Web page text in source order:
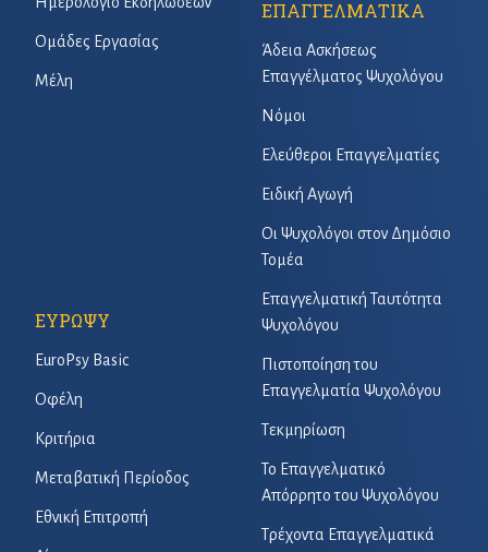
Ομάδες Εργασίας
Μέλη
ΕΠΑΓΓΕΛΜΑΤΙΚΑ
Άδεια Ασκήσεως
Επαγγέλματος Ψυχολόγου
Νόμοι
Ελεύθεροι Επαγγελματίες
Ειδική Αγωγή
Οι Ψυχολόγοι στον Δημόσιο
Τομέα
Επαγγελματική Ταυτότητα
Ψυχολόγου
Πιστοποίηση του
Επαγγελματία Ψυχολόγου
Τεκμηρίωση
Το Επαγγελματικό
Απόρρητο του Ψυχολόγου
Τρέχοντα Επαγγελματικά
ΕΥΡΩΨΥ
EuroPsy Basic
Οφέλη
Κριτήρια
Μεταβατική Περίοδος
Εθνική Επιτροπή